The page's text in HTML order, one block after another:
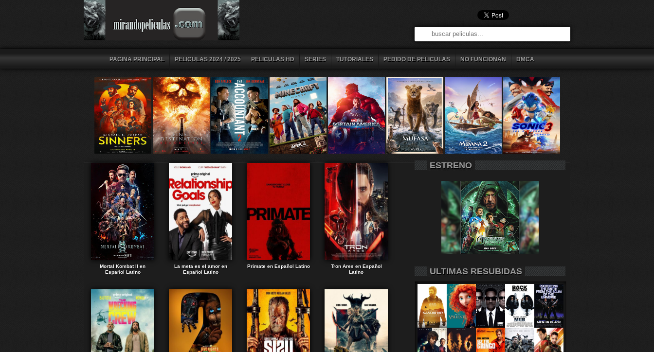
PAGINA PRINCIPAL PELICULAS 2024 / 2025 PELICULAS HD SERIES TUTORIALES PEDIDO DE PELICULAS NO FUNCIONAN DMCA
Mortal Kombat II en
Español Latino
La meta es el amor en
Español Latino
Primate en Español Latino
Tron Ares en Español
Latino
ESTRENO
ULTIMAS RESUBIDAS